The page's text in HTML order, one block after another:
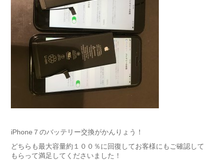
iPhone７のバッテリー交換がかんりょう！
どちらも最大容量約１００％に回復してお客様にもご確認して
もらって満足してくださいました！